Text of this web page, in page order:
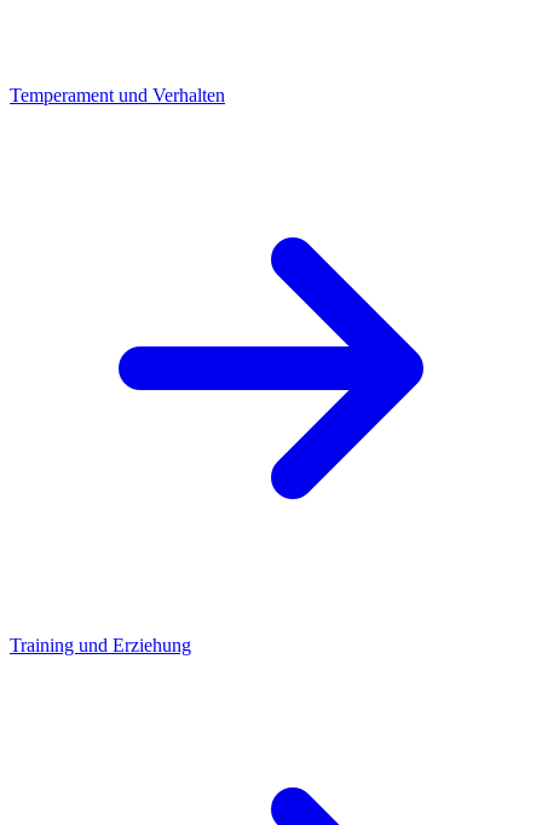
Temperament und Verhalten
Training und Erziehung